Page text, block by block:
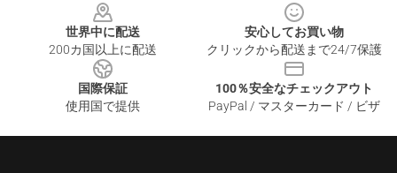
世界中に配送
200カ国以上に配送
安心してお買い物
クリックから配送まで24/7保護
国際保証
使用国で提供
100％安全なチェックアウト
PayPal / マスターカード / ビザ